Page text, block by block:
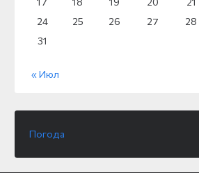
24
25 26 27 28
31
« Июл
Погода